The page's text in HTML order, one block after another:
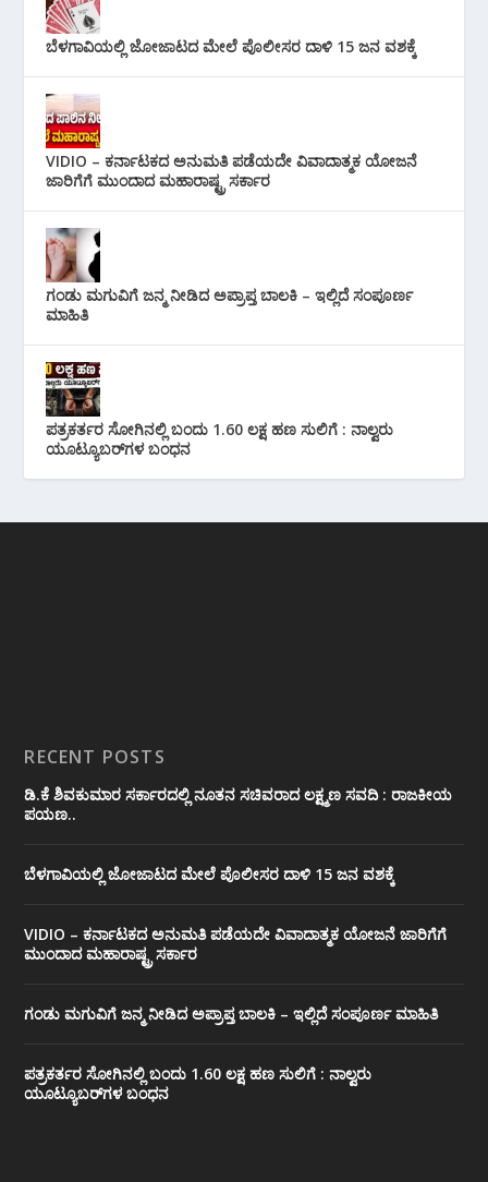
ಬೆಳಗಾವಿಯಲ್ಲಿ ಜೋಜಾಟದ ಮೇಲೆ ಪೊಲೀಸರ ದಾಳಿ 15 ಜನ ವಶಕ್ಕೆ
VIDIO – ಕರ್ನಾಟಕದ ಅನುಮತಿ ಪಡೆಯದೇ ವಿವಾದಾತ್ಮಕ ಯೋಜನೆ
ಜಾರಿಗೆಗೆ ಮುಂದಾದ ಮಹಾರಾಷ್ಟ್ರ ಸರ್ಕಾರ
ಗಂಡು ಮಗುವಿಗೆ ಜನ್ಮ ನೀಡಿದ ಅಪ್ರಾಪ್ತ ಬಾಲಕಿ – ಇಲ್ಲಿದೆ ಸಂಪೂರ್ಣ
ಮಾಹಿತಿ
ಪತ್ರಕರ್ತರ ಸೋಗಿನಲ್ಲಿ ಬಂದು 1.60 ಲಕ್ಷ ಹಣ ಸುಲಿಗೆ : ನಾಲ್ವರು
ಯೂಟ್ಯೂಬರ್‌ಗಳ ಬಂಧನ
RECENT POSTS
ಡಿ.ಕೆ ಶಿವಕುಮಾರ ಸರ್ಕಾರದಲ್ಲಿ ನೂತನ ಸಚಿವರಾದ ಲಕ್ಷ್ಮಣ ಸವದಿ : ರಾಜಕೀಯ
ಪಯಣ..
ಬೆಳಗಾವಿಯಲ್ಲಿ ಜೋಜಾಟದ ಮೇಲೆ ಪೊಲೀಸರ ದಾಳಿ 15 ಜನ ವಶಕ್ಕೆ
VIDIO – ಕರ್ನಾಟಕದ ಅನುಮತಿ ಪಡೆಯದೇ ವಿವಾದಾತ್ಮಕ ಯೋಜನೆ ಜಾರಿಗೆಗೆ
ಮುಂದಾದ ಮಹಾರಾಷ್ಟ್ರ ಸರ್ಕಾರ
ಗಂಡು ಮಗುವಿಗೆ ಜನ್ಮ ನೀಡಿದ ಅಪ್ರಾಪ್ತ ಬಾಲಕಿ – ಇಲ್ಲಿದೆ ಸಂಪೂರ್ಣ ಮಾಹಿತಿ
ಪತ್ರಕರ್ತರ ಸೋಗಿನಲ್ಲಿ ಬಂದು 1.60 ಲಕ್ಷ ಹಣ ಸುಲಿಗೆ : ನಾಲ್ವರು
ಯೂಟ್ಯೂಬರ್‌ಗಳ ಬಂಧನ